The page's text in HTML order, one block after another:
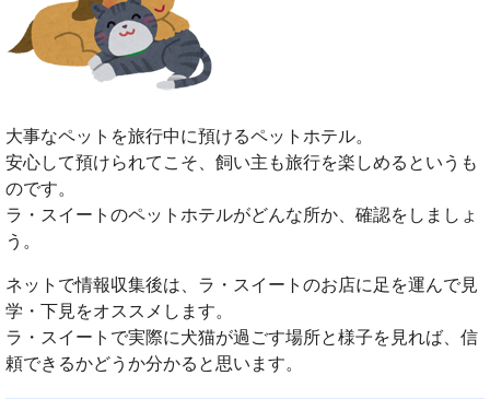
大事なペットを旅行中に預けるペットホテル。
安心して預けられてこそ、飼い主も旅行を楽しめるというも
のです。
ラ・スイートのペットホテルがどんな所か、確認をしましょ
う。
ネットで情報収集後は、ラ・スイートのお店に足を運んで見
学・下見をオススメします。
ラ・スイートで実際に犬猫が過ごす場所と様子を見れば、信
頼できるかどうか分かると思います。